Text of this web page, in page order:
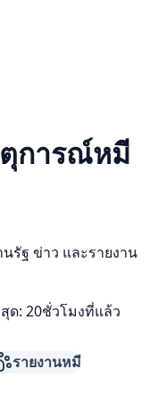
การณ์หมี
รัฐ ข่าว และรายงาน
ด: 20ชั่วโมงที่แล้ว
รายงานหมี